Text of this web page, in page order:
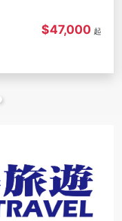
$47,000 起